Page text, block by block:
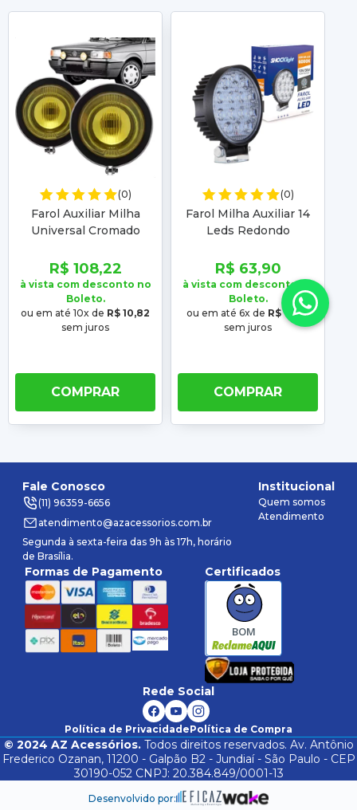
(0)
Farol Auxiliar Milha
Universal Cromado
R$ 108,22
à vista com desconto no
Boleto.
ou em até 10x de R$ 10,82
sem juros
COMPRAR
(0)
Farol Milha Auxiliar 14
Leds Redondo
3780Lm
R$ 63,90
à vista com desconto no
Boleto.
ou em até 6x de R$ 10,65
sem juros
COMPRAR
Fale Conosco
(11) 96359-6656
atendimento@azacessorios.com.br
Segunda à sexta-feira das 9h às 17h, horário
de Brasília.
Institucional
Quem somos
Atendimento
Formas de Pagamento Certificados
BOM
Rede Social
Política de PrivacidadePolítica de Compra
© 2024 AZ Acessórios.Todos direitos reservados. Av. Antônio
Frederico Ozanan, 11200 - Galpão B2 - Jundiaí - São Paulo - CEP
30190-052 CNPJ: 20.384.849/0001-13
Desenvolvido por: